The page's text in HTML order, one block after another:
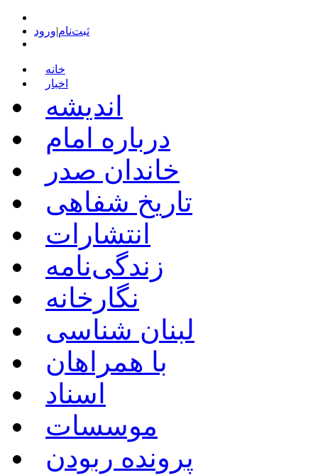
ثبت‌نام|ورود
خانه
اخبار
اندیشه
درباره امام
خاندان صدر
تاریخ شفاهی
انتشارات
زندگی‌نامه
نگارخانه
لبنان شناسی
با همراهان
اسناد
موسسات
پرونده ربودن